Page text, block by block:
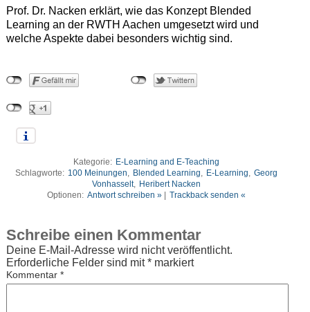
Prof. Dr. Nacken erklärt, wie das Konzept Blended
Learning an der RWTH Aachen umgesetzt wird und
welche Aspekte dabei besonders wichtig sind.
Kategorie: E-Learning and E-Teaching
Schlagworte: 100 Meinungen, Blended Learning, E-Learning, Georg
Vonhasselt, Heribert Nacken
Optionen: Antwort schreiben » | Trackback senden «
Schreibe einen Kommentar
Deine E-Mail-Adresse wird nicht veröffentlicht.
Erforderliche Felder sind mit*markiert
Kommentar *